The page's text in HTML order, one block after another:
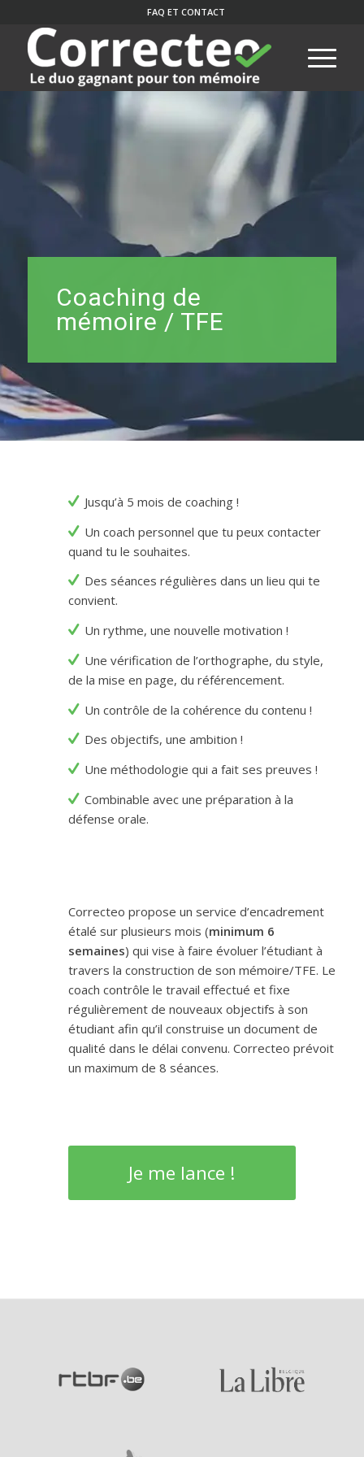
FAQ ET CONTACT
Coaching de
mémoire / TFE
Jusqu’à 5 mois de coaching !
Un coach personnel que tu peux contacter
quand tu le souhaites.
Des séances régulières dans un lieu qui te
convient.
Un rythme, une nouvelle motivation !
Une vérification de l’orthographe, du style,
de la mise en page, du référencement.
Un contrôle de la cohérence du contenu !
Des objectifs, une ambition !
Une méthodologie qui a fait ses preuves !
Combinable avec une préparation à la
défense orale.
Correcteo propose un service d’encadrement
étalé sur plusieurs mois (minimum 6
semaines) qui vise à faire évoluer l’étudiant à
travers la construction de son mémoire/TFE. Le
coach contrôle le travail effectué et fixe
régulièrement de nouveaux objectifs à son
étudiant afin qu’il construise un document de
qualité dans le délai convenu. Correcteo prévoit
un maximum de 8 séances.
Je me lance !